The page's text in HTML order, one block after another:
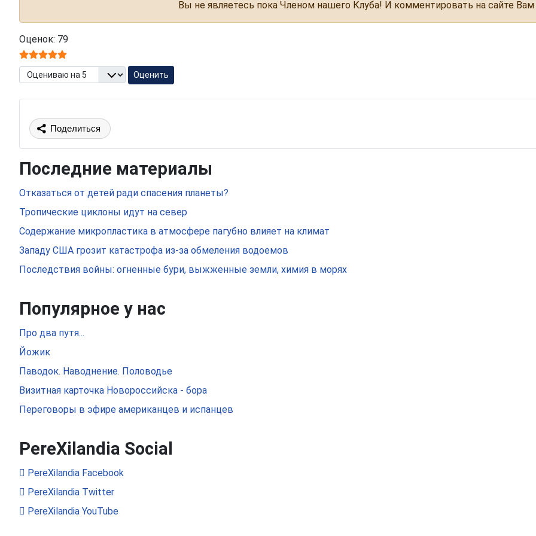
Вы не являетесь пока Членом нашего Клуба! И комментировать на сайте
Оценок: 79
Пожалуйста, оцените
Поделиться
Последние материалы
Отказаться от детей ради спасения планеты?
Тропические циклоны идут на север
Содержание микропластика в атмосфере пагубно влияет на климат
Западу США грозит катастрофа из-за обмеления водоемов
Последствия войны: огненные бури, выжженные земли, химия в морях
Популярное у нас
Про два путя...
Йожик
Паводок. Наводнение. Половодье
Визитная карточка Новороссийска - бора
Переговоры в эфире американцев и испанцев
PereXilandia Social
PereXilandia Facebook
PereXilandia Twitter
PereXilandia YouTube